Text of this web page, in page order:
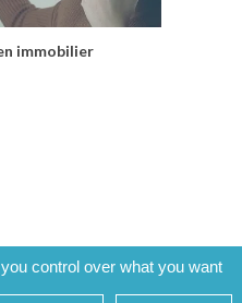
immobilier
control over what you want